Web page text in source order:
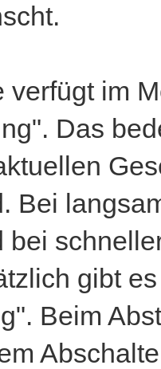
verfügt im
Das
Bei
bei
gibt
Beim